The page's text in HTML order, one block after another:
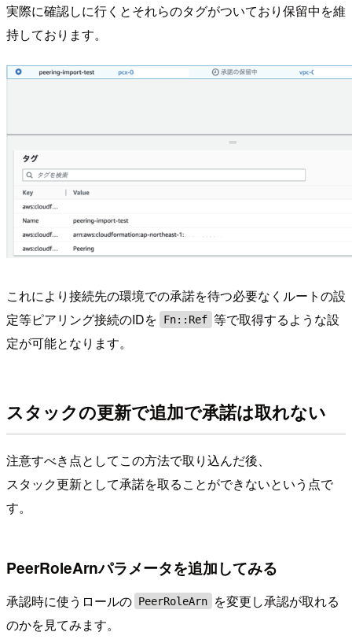
実際に確認しに行くとそれらのタグがついており保留中を維
持しております。
これにより接続先の環境での承諾を待つ必要なくルートの設
定等ピアリング接続のIDを
Fn::Ref 等で取得するような設
定が可能となります。
スタックの更新で追加で承諾は取れない
注意すべき点としてこの方法で取り込んだ後、
スタック更新として承諾を取ることができないという点で
す。
PeerRoleArnパラメータを追加してみる
承認時に使うロールの PeerRoleArn
を変更し承認が取れる
のかを見てみます。